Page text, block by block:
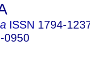
ISSN 1794-
0950